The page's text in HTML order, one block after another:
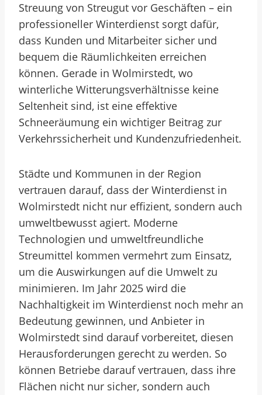
Streuung von Streugut vor Geschäften – ein
professioneller Winterdienst sorgt dafür,
dass Kunden und Mitarbeiter sicher und
bequem die Räumlichkeiten erreichen
können. Gerade in Wolmirstedt, wo
winterliche Witterungsverhältnisse keine
Seltenheit sind, ist eine effektive
Schneeräumung ein wichtiger Beitrag zur
Verkehrssicherheit und Kundenzufriedenheit.
Städte und Kommunen in der Region
vertrauen darauf, dass der Winterdienst in
Wolmirstedt nicht nur effizient, sondern auch
umweltbewusst agiert. Moderne
Technologien und umweltfreundliche
Streumittel kommen vermehrt zum Einsatz,
um die Auswirkungen auf die Umwelt zu
minimieren. Im Jahr 2025 wird die
Nachhaltigkeit im Winterdienst noch mehr an
Bedeutung gewinnen, und Anbieter in
Wolmirstedt sind darauf vorbereitet, diesen
Herausforderungen gerecht zu werden. So
können Betriebe darauf vertrauen, dass ihre
Flächen nicht nur sicher, sondern auch